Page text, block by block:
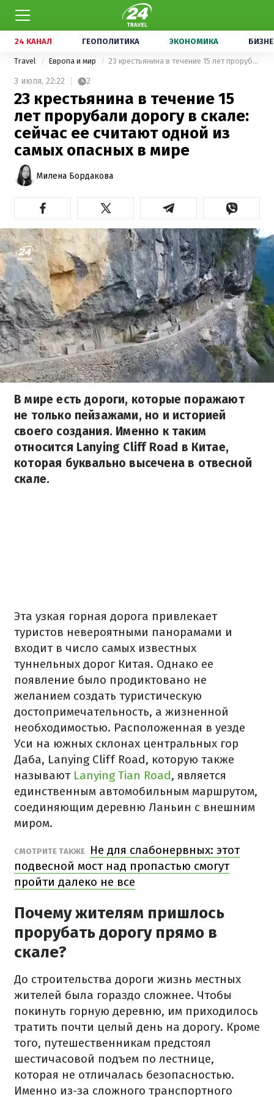
24 КАНАЛ ГЕОПОЛИТИКА ЭКОНОМИКА
Travel Европа и мир 23 крестьянина в течение 15 лет прорубали дорогу в скале: сейчас ее считают одной из самых опасных в мире
3 июля, 22:22 2
23 крестьянина в течение 15
лет прорубали дорогу в скале:
сейчас ее считают одной из
самых опасных в мире
Милена Бордакова
В мире есть дороги, которые поражают
не только пейзажами, но и историей
своего создания. Именно к таким
относится Lanying Cliff Road в Китае,
которая буквально высечена в отвесной
скале.
Эта узкая горная дорога привлекает
туристов невероятными панорамами и
входит в число самых известных
туннельных дорог Китая. Однако ее
появление было продиктовано не
желанием создать туристическую
достопримечательность, а жизненной
необходимостью. Расположенная в уезде
Уси на южных склонах центральных гор
Даба, Lanying Cliff Road, которую также
называют Lanying Tian Road, является
единственным автомобильным маршрутом,
соединяющим деревню Ланьин с внешним
миром.
СМОТРИТЕ ТАКЖЕ
Не для слабонервных: этот
подвесной мост над пропастью смогут
пройти далеко не все
Почему жителям пришлось
прорубать дорогу прямо в
скале?
До строительства дороги жизнь местных
жителей была гораздо сложнее. Чтобы
покинуть горную деревню, им приходилось
тратить почти целый день на дорогу. Кроме
того, путешественникам предстоял
шестичасовой подъем по лестнице,
которая не отличалась безопасностью.
Именно из-за сложного транспортного